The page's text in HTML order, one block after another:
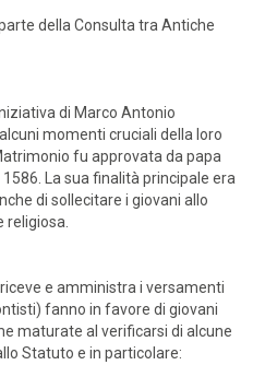
della Consulta tra Antiche
di Marco Antonio
momenti cruciali della loro
fu approvata da papa
La sua finalità principale era
di sollecitare i giovani allo
religiosa.
e amministra i versamenti
fanno in favore di giovani
maturate al verificarsi di alcune
Statuto e in particolare: